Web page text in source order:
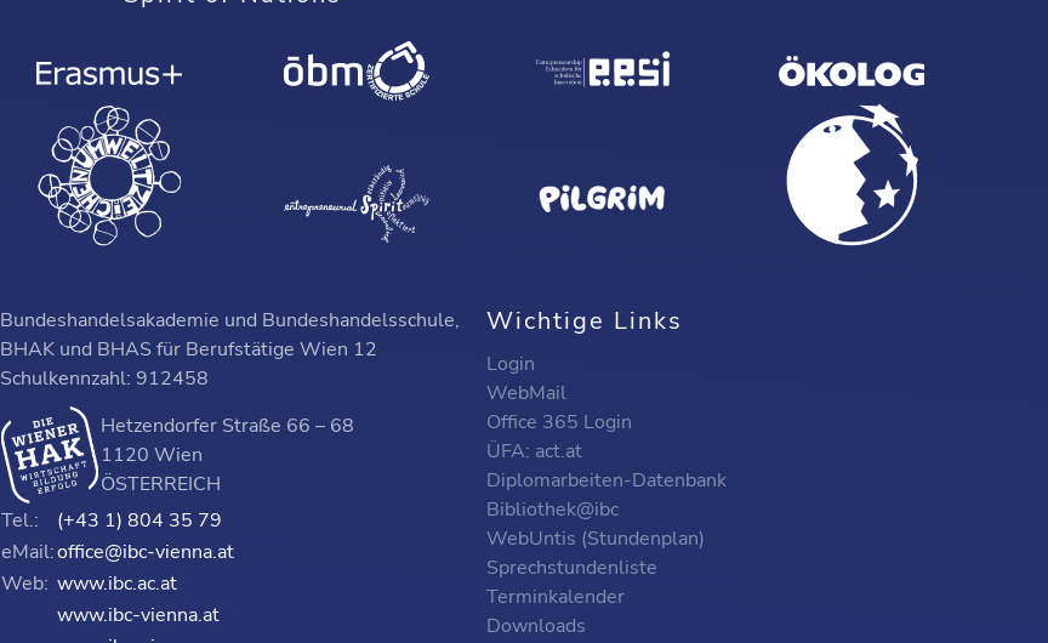
Bundeshandelsakademie und Bundeshandelsschule,
BHAK und BHAS für Berufstätige Wien 12
Schulkennzahl: 912458
Hetzendorfer Straße 66 – 68
1120 Wien
ÖSTERREICH
Tel.:
(+43 1) 804 35 79
eMail:office@ibc-vienna.at
Web: www.ibc.ac.at
www.ibc-vienna.at
Wichtige Links
Login
WebMail
Office 365 Login
ÜFA: act.at
Diplomarbeiten-Datenbank
Bibliothek@ibc
WebUntis (Stundenplan)
Sprechstundenliste
Terminkalender
Downloads